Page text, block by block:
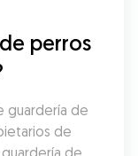
perros
guardería de
de
de